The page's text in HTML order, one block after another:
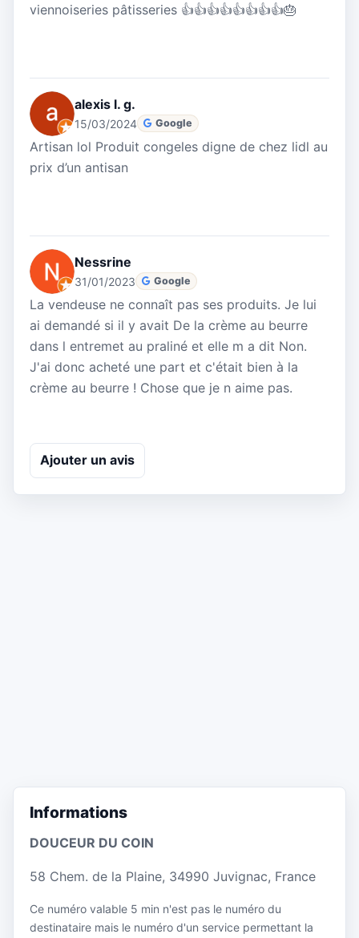
viennoiseries pâtisseries 👍👍👍👍👍👍👍👍🎂
alexis l. g.
15/03/2024 Google
Artisan lol Produit congeles digne de chez lidl au
prix d’un antisan
Nessrine
31/01/2023 Google
La vendeuse ne connaît pas ses produits. Je lui
ai demandé si il y avait De la crème au beurre
dans l entremet au praliné et elle m a dit Non.
J'ai donc acheté une part et c'était bien à la
crème au beurre ! Chose que je n aime pas.
Ajouter un avis
Informations
DOUCEUR DU COIN
58 Chem. de la Plaine, 34990 Juvignac, France
Ce numéro valable 5 min n'est pas le numéro du
destinataire mais le numéro d'un service permettant la